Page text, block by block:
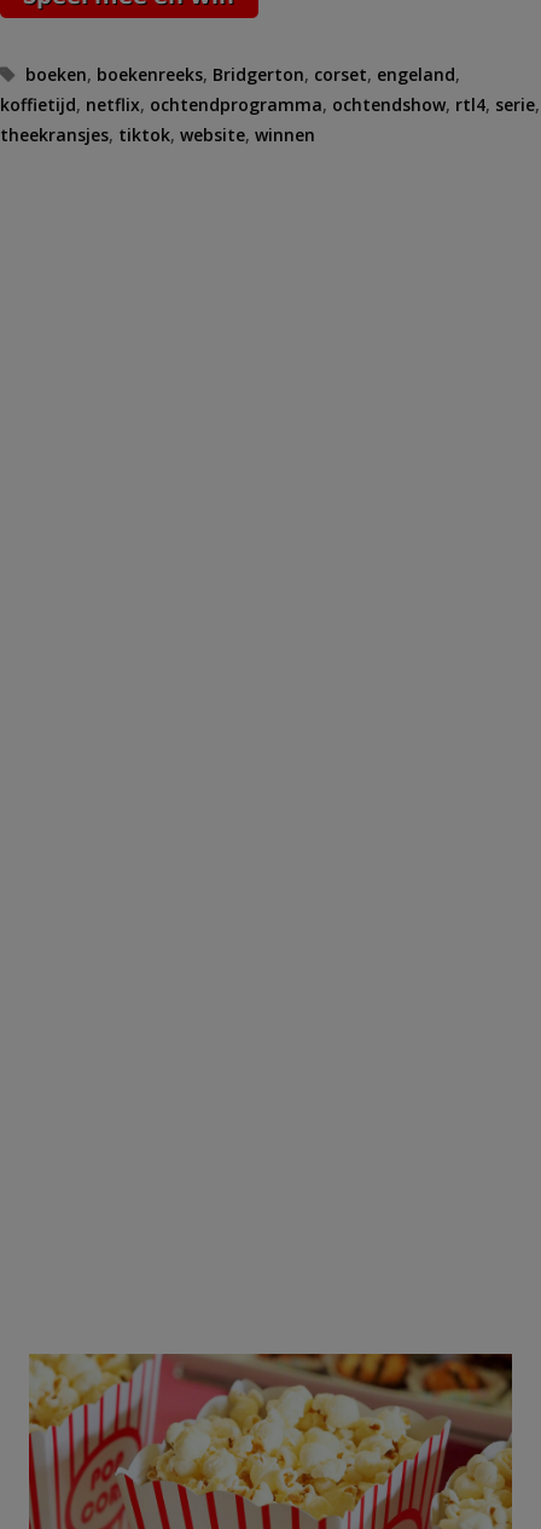
Tags
boeken, boekenreeks, Bridgerton, corset, engeland,
koffietijd, netflix, ochtendprogramma, ochtendshow, rtl4, serie,
theekransjes, tiktok, website, winnen